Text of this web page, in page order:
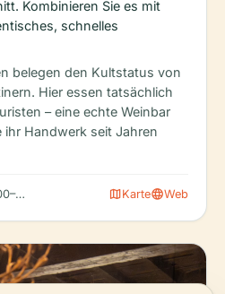
Kombinieren Sie es mit
schnelles
belegen den Kultstatus von
Hier essen tatsächlich
– eine echte Weinbar
Handwerk seit Jahren
Uhr mapKartelanguageWeb